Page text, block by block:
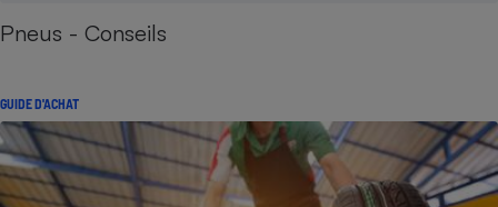
Pneus - Conseils
GUIDE D'ACHAT